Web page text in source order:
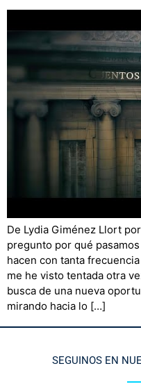
De Lydia Giménez Llort
pregunto por qué
hacen con tanta
me he visto tentada otra
busca de una nueva
mirando hacia lo […]
SEGUINOS EN